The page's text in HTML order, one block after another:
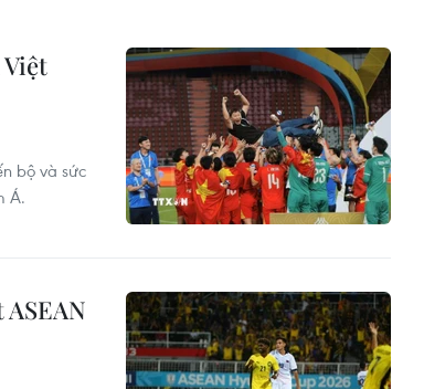
bộ và sức
Á.